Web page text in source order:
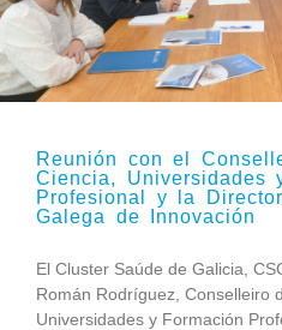
Reunión con el
Ciencia, Universidades
Profesional y la
Galega de Innovación
El Cluster Saúde de Galicia,
Román Rodríguez, Conselleiro
Universidades y Formación